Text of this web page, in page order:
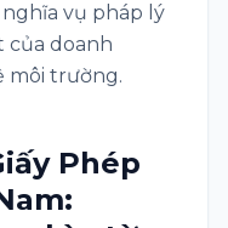
vụ pháp lý
của doanh
môi trường.
Phép